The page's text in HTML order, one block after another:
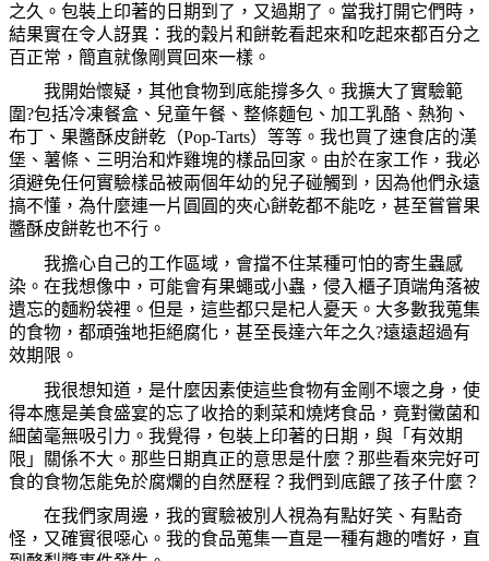
之久。包裝上印著的日期到了，又過期了。當我打開它們時，
結果實在令人訝異：我的穀片和餅乾看起來和吃起來都百分之
百正常，簡直就像剛買回來一樣。
我開始懷疑，其他食物到底能撐多久。我擴大了實驗範
圍?包括冷凍餐盒、兒童午餐、整條麵包、加工乳酪、熱狗、
布丁、果醬酥皮餅乾（Pop-Tarts）等等。我也買了速食店的漢
堡、薯條、三明治和炸雞塊的樣品回家。由於在家工作，我必
須避免任何實驗樣品被兩個年幼的兒子碰觸到，因為他們永遠
搞不懂，為什麼連一片圓圓的夾心餅乾都不能吃，甚至嘗嘗果
醬酥皮餅乾也不行。
我擔心自己的工作區域，會擋不住某種可怕的寄生蟲感
染。在我想像中，可能會有果蠅或小蟲，侵入櫃子頂端角落被
遺忘的麵粉袋裡。但是，這些都只是杞人憂天。大多數我蒐集
的食物，都頑強地拒絕腐化，甚至長達六年之久?遠遠超過有
效期限。
我很想知道，是什麼因素使這些食物有金剛不壞之身，使
得本應是美食盛宴的忘了收拾的剩菜和燒烤食品，竟對黴菌和
細菌毫無吸引力。我覺得，包裝上印著的日期，與「有效期
限」關係不大。那些日期真正的意思是什麼？那些看來完好可
食的食物怎能免於腐爛的自然歷程？我們到底餵了孩子什麼？
在我們家周邊，我的實驗被別人視為有點好笑、有點奇
怪，又確實很噁心。我的食品蒐集一直是一種有趣的嗜好，直